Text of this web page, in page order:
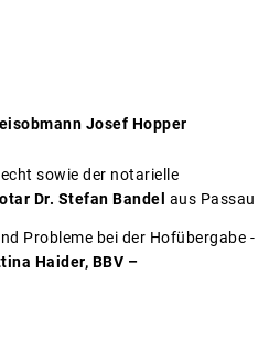
Josef Hopper
sowie der notarielle
Dr. Stefan Bandel aus Passau
Probleme bei der Hofübergabe -
Haider, BBV –